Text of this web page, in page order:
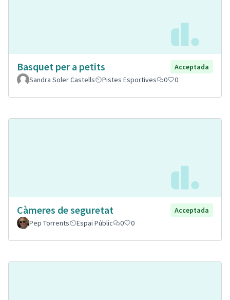
Basquet per a petits
Acceptada
Sandra Soler Castells
Pistes Esportives 0 0
Càmeres de seguretat
Acceptada
Pep Torrents
Espai Públic 0 0